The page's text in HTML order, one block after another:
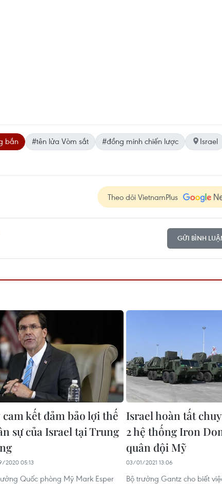
bắn #tên lửa Vòm sắt #đồng minh chiến lược
Israel
Theo dõi VietnamPlus
GỬI BÌNH
cam kết đảm bảo lợi thế
sự của Israel tại Trung
2020 05:13
Quốc phòng Mỹ Mark Esper
Israel hoàn tất
2 hệ thống Iron
quân đội Mỹ
03/01/2021 13:06
Bộ trưởng Gantz cho biết